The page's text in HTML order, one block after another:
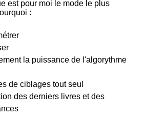
est pour moi le mode le plus
:
la puissance de l'algorythme
de ciblages tout seul
des derniers livres et des